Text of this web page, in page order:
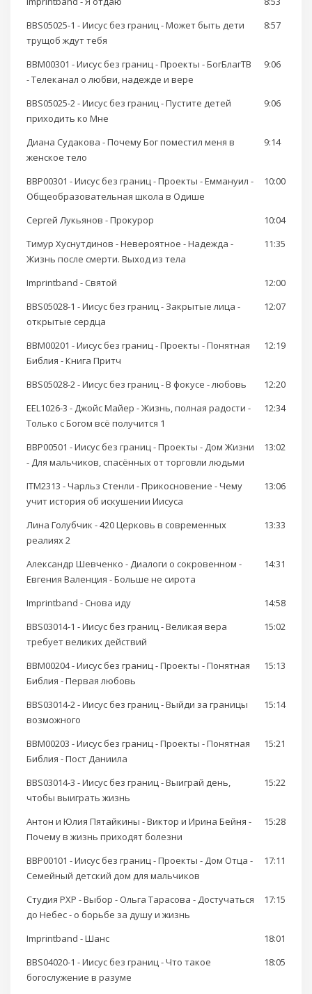
BBS05025-1 - Иисус без границ - Может быть дети
трущоб ждут тебя
8:57
BBM00301 - Иисус без границ - Проекты - БогБлагТВ
- Телеканал о любви, надежде и вере
9:06
BBS05025-2 - Иисус без границ - Пустите детей
приходить ко Мне
9:06
Диана Судакова - Почему Бог поместил меня в
женское тело
9:14
BBP00301 - Иисус без границ - Проекты - Еммануил -
Общеобразовательная школа в Одише
10:00
Сергей Лукьянов - Прокурор
10:04
Тимур Хуснутдинов - Невероятное - Надежда -
Жизнь после смерти. Выход из тела
11:35
Imprintband - Святой
12:00
BBS05028-1 - Иисус без границ - Закрытые лица -
открытые сердца
12:07
BBM00201 - Иисус без границ - Проекты - Понятная
Библия - Книга Притч
12:19
BBS05028-2 - Иисус без границ - В фокусе - любовь
12:20
EEL1026-3 - Джойс Майер - Жизнь, полная радости -
Только с Богом всё получится 1
12:34
BBP00501 - Иисус без границ - Проекты - Дом Жизни
- Для мальчиков, спасённых от торговли людьми
13:02
ITM2313 - Чарльз Стенли - Прикосновение - Чему
учит история об искушении Иисуса
13:06
Лина Голубчик - 420 Церковь в современных
реалиях 2
13:33
Александр Шевченко - Диалоги о сокровенном -
Евгения Валенция - Больше не сирота
14:31
Imprintband - Снова иду
14:58
BBS03014-1 - Иисус без границ - Великая вера
требует великих действий
15:02
BBM00204 - Иисус без границ - Проекты - Понятная
Библия - Первая любовь
15:13
BBS03014-2 - Иисус без границ - Выйди за границы
возможного
15:14
BBM00203 - Иисус без границ - Проекты - Понятная
Библия - Пост Даниила
15:21
BBS03014-3 - Иисус без границ - Выиграй день,
чтобы выиграть жизнь
15:22
Антон и Юлия Пятайкины - Виктор и Ирина Бейня -
Почему в жизнь приходят болезни
15:28
BBP00101 - Иисус без границ - Проекты - Дом Отца -
Семейный детский дом для мальчиков
17:11
Студия РХР - Выбор - Ольга Тарасова - Достучаться
до Небес - о борьбе за душу и жизнь
17:15
Imprintband - Шанс
18:01
BBS04020-1 - Иисус без границ - Что такое
богослужение в разуме
18:05